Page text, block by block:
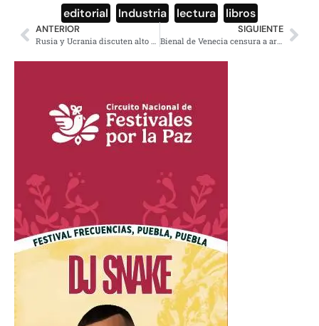
editorial Industria lectura libros
ANTERIOR
Rusia y Ucrania discuten alto al fuego, armisticio y corredor humanitario
SIGUIENTE
Bienal de Venecia censura a artistas prorrusos